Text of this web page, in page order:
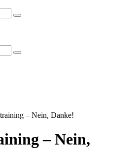
– Nein, Danke!
– Nein,